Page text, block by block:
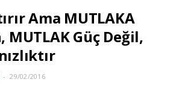
Ama MUTLAKA
MUTLAK Güç Değil,
29/02/2016